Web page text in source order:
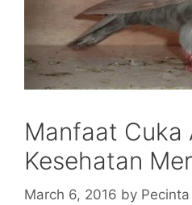
Manfaat Cuka
Kesehatan
March 6, 2016 by